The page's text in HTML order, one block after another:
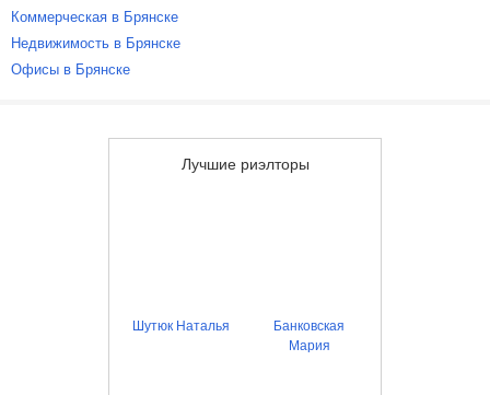
Коммерческая в Брянске
Недвижимость в Брянске
Офисы в Брянске
Лучшие риэлторы
Шутюк Наталья
Банковская
Мария